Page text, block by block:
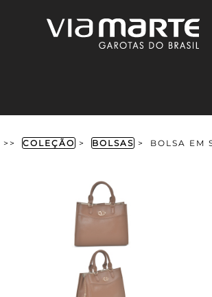
>> COLEÇÃO > BOLSAS > BOLSA EM